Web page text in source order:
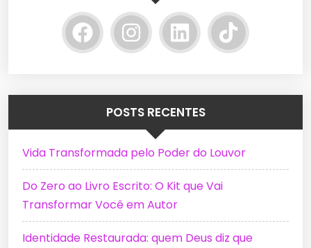
POSTS RECENTES
Vida Transformada pelo Poder do Louvor
Do Zero ao Livro Escrito: O Kit que Vai
Transformar Você em Autor
Identidade Restaurada: quem Deus diz que